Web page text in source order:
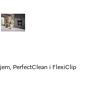
PerfectClean i FlexiClip